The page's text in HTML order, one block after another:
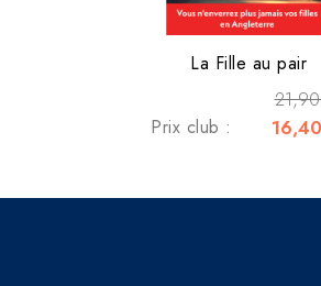
La Fille au pair
Prix club :